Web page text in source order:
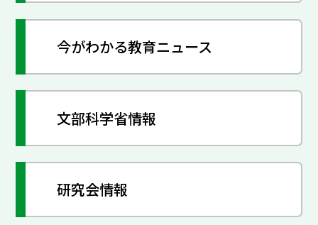
今がわかる教育ニュース
文部科学省情報
研究会情報